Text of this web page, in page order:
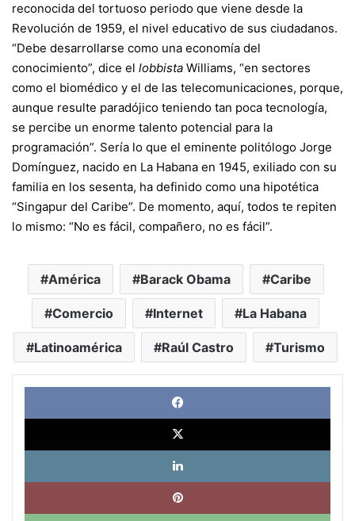
reconocida del tortuoso periodo que viene desde la
Revolución de 1959, el nivel educativo de sus ciudadanos.
“Debe desarrollarse como una economía del
conocimiento”, dice el lobbista Williams, “en sectores
como el biomédico y el de las telecomunicaciones, porque,
aunque resulte paradójico teniendo tan poca tecnología,
se percibe un enorme talento potencial para la
programación”. Sería lo que el eminente politólogo Jorge
Domínguez, nacido en La Habana en 1945, exiliado con su
familia en los sesenta, ha definido como una hipotética
“Singapur del Caribe”. De momento, aquí, todos te repiten
lo mismo: “No es fácil, compañero, no es fácil”.
América Barack Obama Caribe
Comercio Internet La Habana
Latinoamérica Raúl Castro Turismo
X